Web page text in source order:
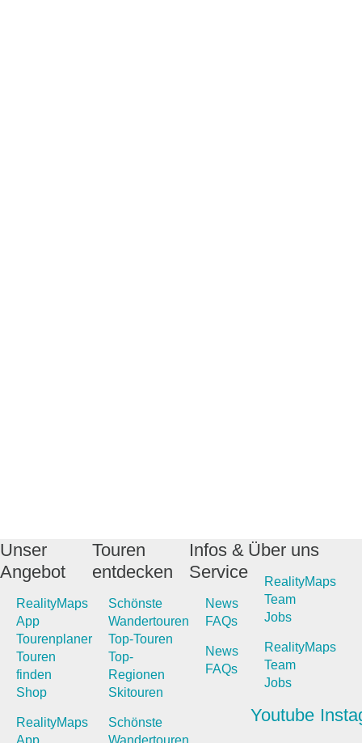
Unser
Angebot
RealityMaps
App
Tourenplaner
Touren
finden
Shop
RealityMaps
App
Touren
entdecken
Schönste
Wandertouren
Top-Touren
Top-
Regionen
Skitouren
Schönste
Wandertouren
Infos &
Service
News
FAQs
News
FAQs
Über uns
RealityMaps
Team
Jobs
RealityMaps
Team
Jobs
Youtube